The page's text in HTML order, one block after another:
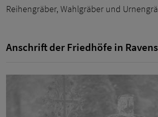
Reihengräber, Wahlgräber und
Anschrift der Friedhöfe in